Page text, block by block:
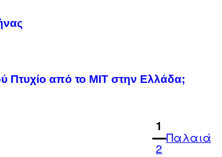
Πτυχίο από το ΜΙΤ στην Ελλάδα;
1
2
Παλαιά